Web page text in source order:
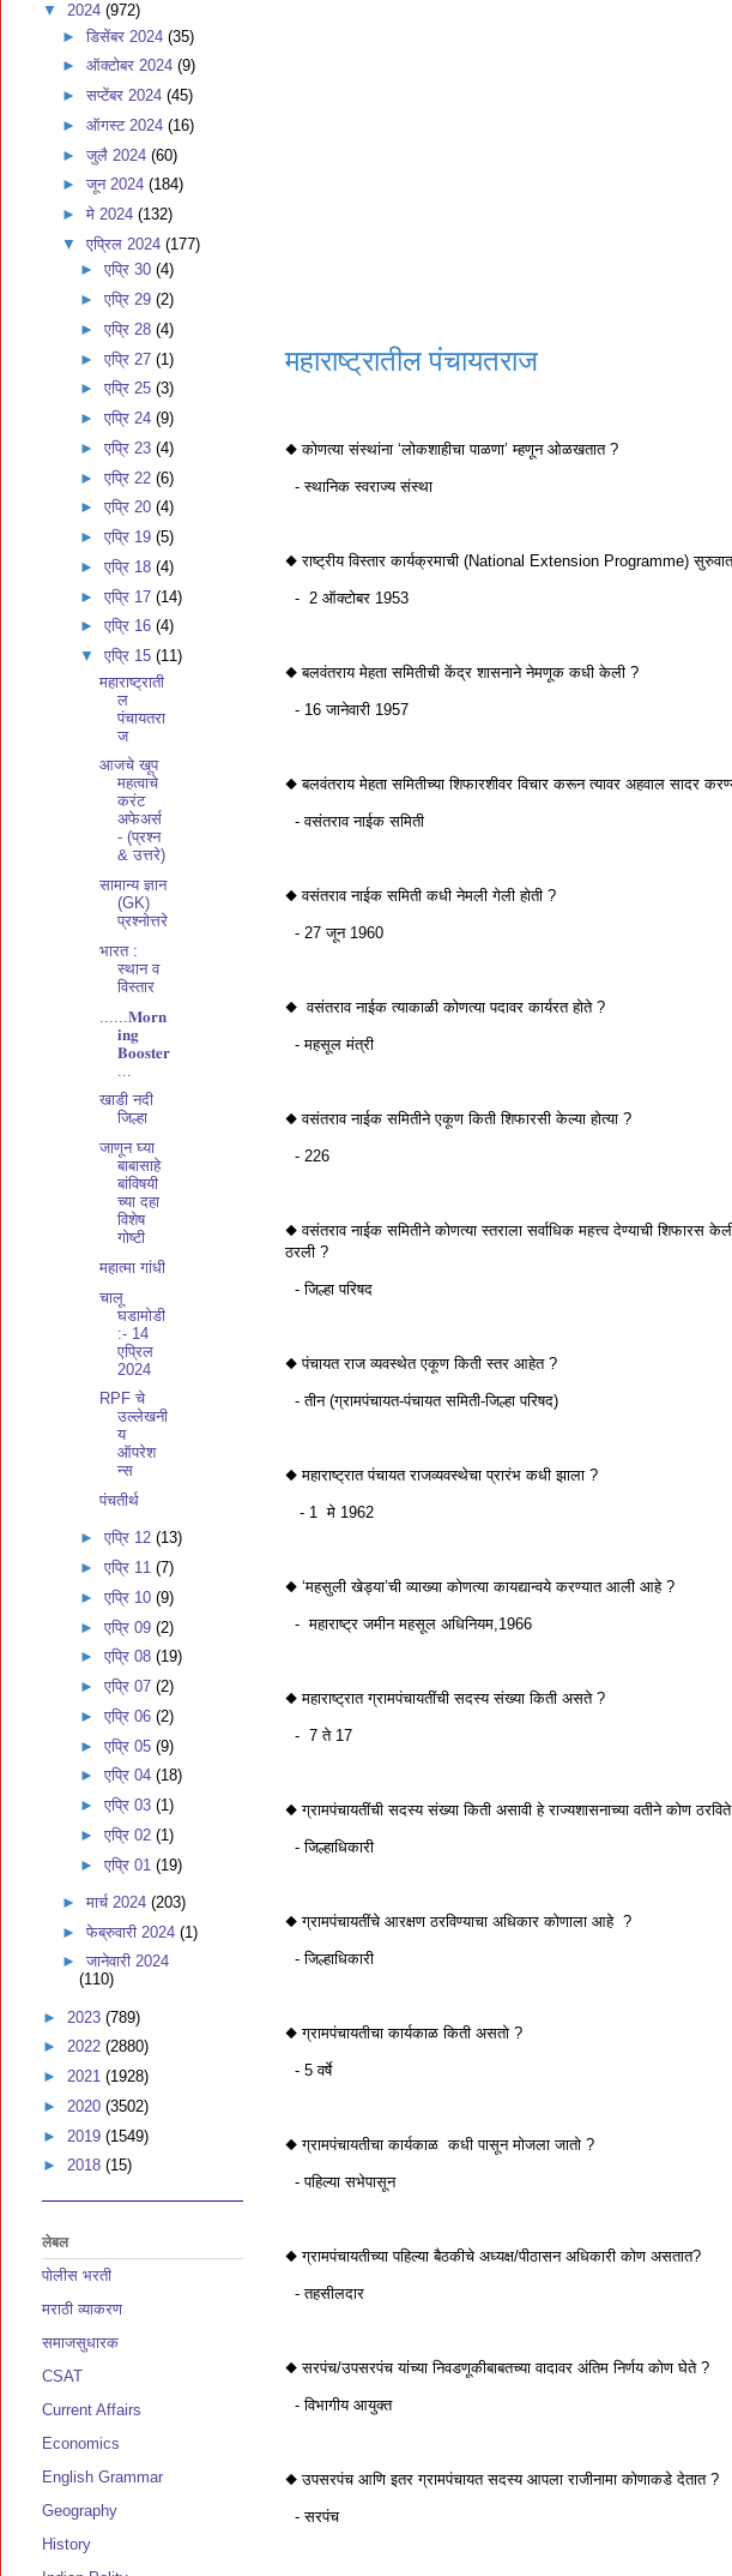
महाराष्ट्रातील पंचायतराज
◆ कोणत्या संस्थांना ‘लोकशाहीचा पाळणा’ म्हणून ओळखतात ?
- स्थानिक स्वराज्य संस्था
◆ राष्ट्रीय विस्तार कार्यक्रमाची (National Extension Programme)
- 2 ऑक्टोबर 1953
◆ बलवंतराय मेहता समितीची केंद्र शासनाने नेमणूक कधी केली ?
- 16 जानेवारी 1957
◆ बलवंतराय मेहता समितीच्या शिफारशीवर विचार करून त्यावर अहवाल सादर
- वसंतराव नाईक समिती
◆ वसंतराव नाईक समिती कधी नेमली गेली होती ?
- 27 जून 1960
◆ वसंतराव नाईक त्याकाळी कोणत्या पदावर कार्यरत होते ?
- महसूल मंत्री
◆ वसंतराव नाईक समितीने एकूण किती शिफारसी केल्या होत्या ?
- 226
◆ वसंतराव नाईक समितीने कोणत्या स्तराला सर्वाधिक महत्त्व देण्याची शिफारस
ठरली ?
- जिल्हा परिषद
◆ पंचायत राज व्यवस्थेत एकूण किती स्तर आहेत ?
- तीन (ग्रामपंचायत-पंचायत समिती-जिल्हा परिषद)
◆ महाराष्ट्रात पंचायत राजव्यवस्थेचा प्रारंभ कधी झाला ?
- 1 मे 1962
◆ ‘महसुली खेड्या’ची व्याख्या कोणत्या कायद्यान्वये करण्यात आली आहे ?
- महाराष्ट्र जमीन महसूल अधिनियम,1966
◆ महाराष्ट्रात ग्रामपंचायतींची सदस्य संख्या किती असते ?
- 7 ते 17
◆ ग्रामपंचायतींची सदस्य संख्या किती असावी हे राज्यशासनाच्या वतीने कोण
- जिल्हाधिकारी
◆ ग्रामपंचायतींचे आरक्षण ठरविण्याचा अधिकार कोणाला आहे ?
- जिल्हाधिकारी
◆ ग्रामपंचायतीचा कार्यकाळ किती असतो ?
- 5 वर्षे
◆ ग्रामपंचायतीचा कार्यकाळ कधी पासून मोजला जातो ?
- पहिल्या सभेपासून
◆ ग्रामपंचायतीच्या पहिल्या बैठकीचे अध्यक्ष/पीठासन अधिकारी कोण असतात?
- तहसीलदार
◆ सरपंच/उपसरपंच यांच्या निवडणूकीबाबतच्या वादावर अंतिम निर्णय कोण घेते ?
- विभागीय आयुक्त
◆ उपसरपंच आणि इतर ग्रामपंचायत सदस्य आपला राजीनामा कोणाकडे देतात ?
- सरपंच
▼ 2024 (972)
► डिसेंबर 2024 (35)
► ऑक्टोबर 2024 (9)
► सप्टेंबर 2024 (45)
► ऑगस्ट 2024 (16)
► जुलै 2024 (60)
► जून 2024 (184)
► मे 2024 (132)
▼ एप्रिल 2024 (177)
►एप्रि 30(4)
►एप्रि 29(2)
►एप्रि 28(4)
►एप्रि 27(1)
►एप्रि 25(3)
►एप्रि 24(9)
►एप्रि 23(4)
►एप्रि 22(6)
►एप्रि 20(4)
►एप्रि 19(5)
►एप्रि 18(4)
►एप्रि 17(14)
►एप्रि 16(4)
▼एप्रि 15(11)
महाराष्ट्राती
ल
पंचायतरा
ज
आजचे खूप
महत्वाचे
करंट
अफेअर्स
- (प्रश्न
& उत्तरे)
सामान्य ज्ञान
(GK)
प्रश्नोत्तरे
भारत :
स्थान व
विस्तार
......𝐌𝐨𝐫𝐧
𝐢𝐧𝐠
𝐁𝐨𝐨𝐬𝐭𝐞𝐫
खाडी नदी
जिल्हा
जाणून घ्या
बाबासाहे
बांविषयी
च्या दहा
विशेष
गोष्टी
महात्मा गांधी
चालू
घडामोडी
:- 14
एप्रिल
2024
RPF चे
उल्लेखनी
य
ऑपरेश
न्स
पंचतीर्थ
►एप्रि 12(13)
►एप्रि 11(7)
►एप्रि 10(9)
►एप्रि 09(2)
►एप्रि 08(19)
►एप्रि 07(2)
►एप्रि 06(2)
►एप्रि 05(9)
►एप्रि 04(18)
►एप्रि 03(1)
►एप्रि 02(1)
►एप्रि 01(19)
► मार्च 2024 (203)
► फेब्रुवारी 2024 (1)
► जानेवारी 2024
(110)
► 2023 (789)
► 2022 (2880)
► 2021 (1928)
► 2020 (3502)
► 2019 (1549)
► 2018 (15)
लेबल
पोलीस भरती
मराठी व्याकरण
समाजसुधारक
CSAT
Current Affairs
Economics
English Grammar
Geography
History